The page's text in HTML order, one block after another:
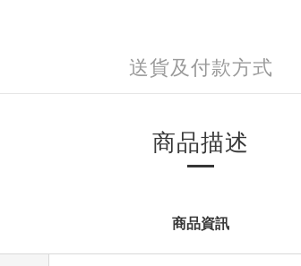
送貨及付款方式
商品描述
商品資訊